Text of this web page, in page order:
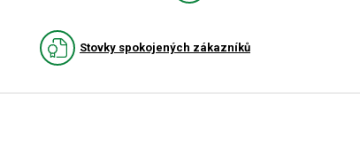
Stovky spokojených zákazníků